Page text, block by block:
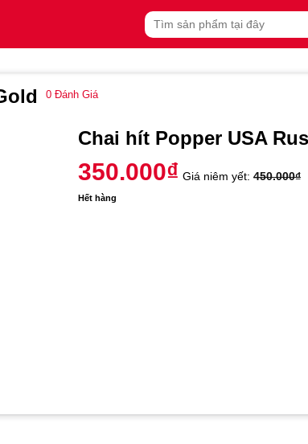
Tìm
kiếm:
0 Đánh Giá
Chai hít Popper USA
350.000₫ Giá niêm yết: 450.000₫
Hết hàng